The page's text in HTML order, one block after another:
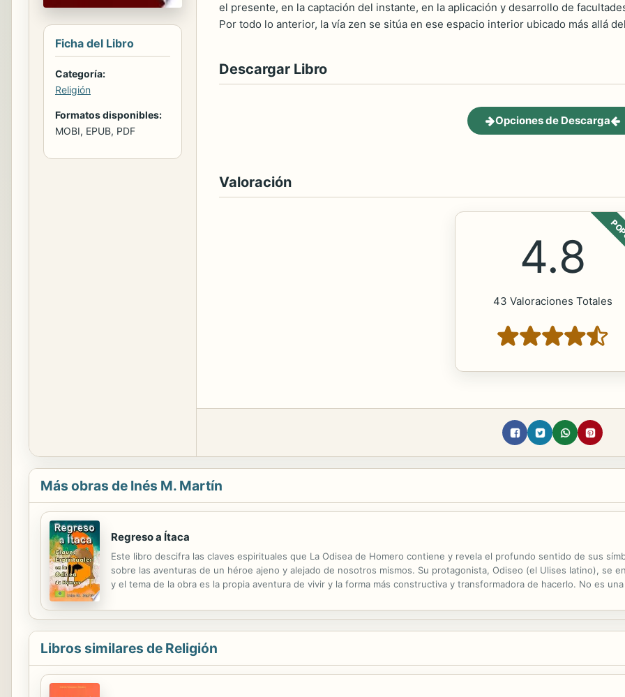
Ficha del Libro
Categoría:
Religión
Formatos disponibles:
MOBI, EPUB, PDF
el presente, en la captación del instante, en la aplicación y desarrollo de
Por todo lo anterior, la vía zen se sitúa en ese espacio interior ubicado más allá
Descargar Libro
Opciones de Descarga
Valoración
4.8
43 Valoraciones Totales
Más obras de Inés M. Martín
Regreso a Ítaca
Este libro descifra las claves espirituales que La Odisea de Homero contiene y revela el profundo sentido de sus
sobre las aventuras de un héroe ajeno y alejado de nosotros mismos. Su protagonista, Odiseo (el Ulises latino), se
y el tema de la obra es la propia aventura de vivir y la forma más constructiva y transformadora de hacerlo. No es
Libros similares de Religión